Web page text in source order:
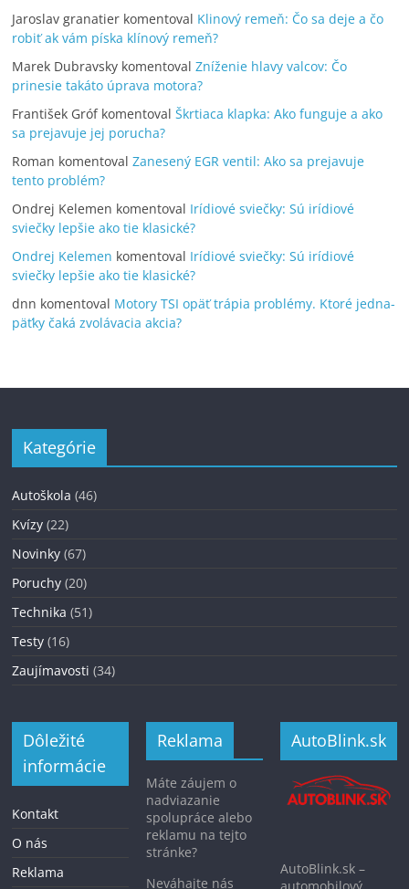
Jaroslav granatier komentoval Klinový remeň: Čo sa deje a čo
robiť ak vám píska klínový remeň?
Marek Dubravsky komentovalZníženie hlavy valcov: Čo
prinesie takáto úprava motora?
František GrófkomentovalŠkrtiaca klapka: Ako funguje a ako
sa prejavuje jej porucha?
Roman komentovalZanesený EGR ventil: Ako sa prejavuje
tento problém?
Ondrej Kelemen komentoval Irídiové sviečky: Sú irídiové
sviečky lepšie ako tie klasické?
Ondrej Kelemen komentoval Irídiové sviečky: Sú irídiové
sviečky lepšie ako tie klasické?
dnn komentoval Motory TSI opäť trápia problémy. Ktoré jedna-
päťky čaká zvolávacia akcia?
Kategórie
Autoškola (46)
Kvízy (22)
Novinky (67)
Poruchy (20)
Technika (51)
Testy (16)
Zaujímavosti (34)
Dôležité
informácie
Kontakt
O nás
Reklama
Reklama
Máte záujem o
nadviazanie
spolupráce alebo
reklamu na tejto
stránke?
Neváhajte nás
AutoBlink.sk
AutoBlink.sk –